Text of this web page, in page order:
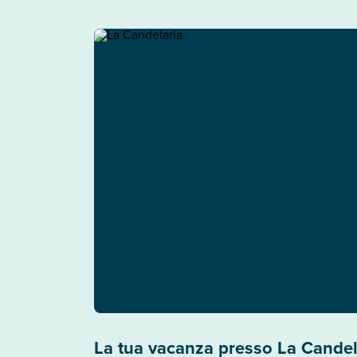
La tua vacanza presso La